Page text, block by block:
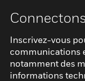
Inscrivez-vous
communications
notamment des
informations